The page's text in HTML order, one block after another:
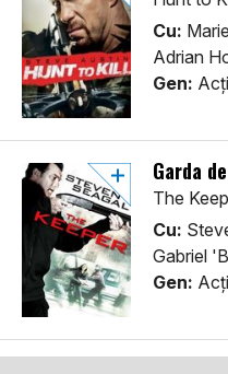
Cu:
Adrian
Gen:
Garda
The
Cu:
Gabriel
Gen: